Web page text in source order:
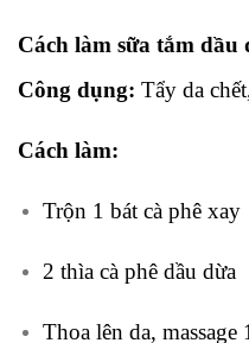
Cách làm sữa tắm dầu
Công dụng: Tẩy da
Cách làm:
Trộn 1 bát cà phê xay
2 thìa cà phê dầu dừa
Thoa lên da,